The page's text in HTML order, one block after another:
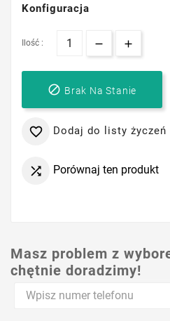
Konfiguracja
Ilość :
 Brak Na Stanie
 Dodaj do listy życzeń
 Porównaj ten produkt
Masz problem z
chętnie doradzimy!